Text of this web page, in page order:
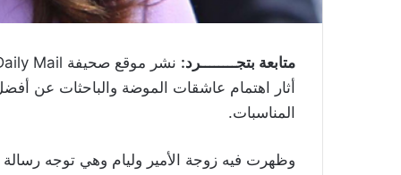
متابعة بتجــــــــرد:
أثار اهتمام عاشقات الموضة والباحثات عن
المناسبات.
وظهرت فيه زوجة الأمير وليام وهي توجه